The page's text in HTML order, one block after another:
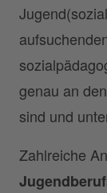
genau an
sind und
Zahlreiche